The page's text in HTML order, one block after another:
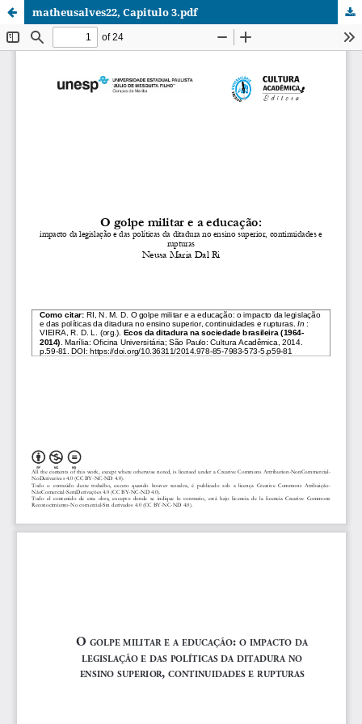
matheusalves22, Capitulo 3.pdf